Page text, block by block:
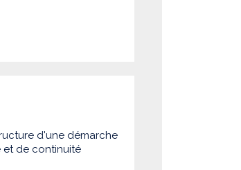
d'une démarche
et de continuité